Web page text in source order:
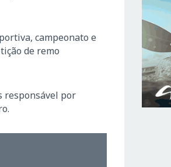
campeonato e
de remo
responsável por